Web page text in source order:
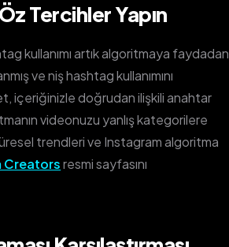
Tercihler Yapın
kullanımı artık algoritmaya faydadan
ve niş hashtag kullanımını
içeriğinizle doğrudan ilişkili anahtar
videonuzu yanlış kategorilere
trendleri ve Instagram algoritma
Creatorsresmi sayfasını